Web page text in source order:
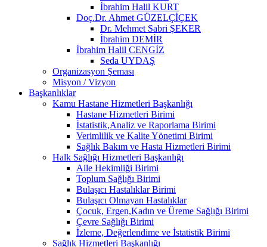
İbrahim Halil KURT
Doç.Dr. Ahmet GÜZELÇİÇEK
Dr. Mehmet Sabri ŞEKER
İbrahim DEMİR
İbrahim Halil CENGİZ
Seda UYDAŞ
Organizasyon Şeması
Misyon / Vizyon
Başkanlıklar
Kamu Hastane Hizmetleri Başkanlığı
Hastane Hizmetleri Birimi
İstatistik,Analiz ve Raporlama Birimi
Verimlilik ve Kalite Yönetimi Birimi
Sağlık Bakım ve Hasta Hizmetleri Birimi
Halk Sağlığı Hizmetleri Başkanlığı
Aile Hekimliği Birimi
Toplum Sağlığı Birimi
Bulaşıcı Hastalıklar Birimi
Bulaşıcı Olmayan Hastalıklar
Çocuk, Ergen,Kadın ve Üreme Sağlığı Birimi
Çevre Sağlığı Birimi
İzleme, Değerlendime ve İstatistik Birimi
Sağlık Hizmetleri Başkanlığı